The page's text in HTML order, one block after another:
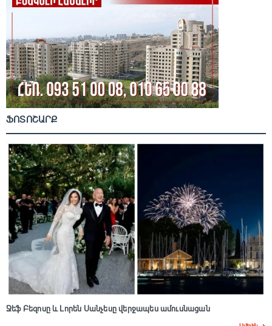
ՖՈՏՈՇԱՐՔ
Ջեֆ Բեզոսը և Լորեն Սանչեսը վերջապես ամուսնացան